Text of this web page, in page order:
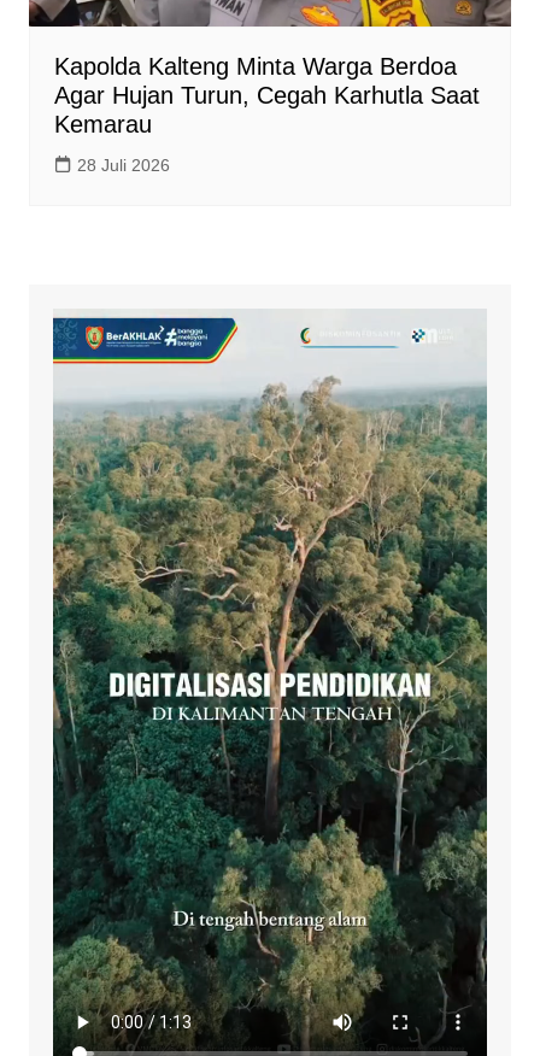
Kapolda Kalteng Minta Warga Berdoa
Agar Hujan Turun, Cegah Karhutla Saat
Kemarau
28 Juli 2026